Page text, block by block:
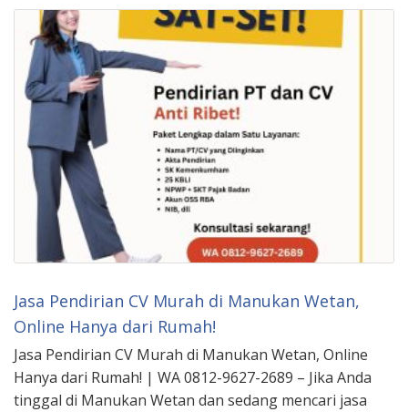
Jasa Pendirian CV Murah di Manukan Wetan,
Online Hanya dari Rumah!
Jasa Pendirian CV Murah di Manukan Wetan, Online
Hanya dari Rumah! | WA 0812-9627-2689 – Jika Anda
tinggal di Manukan Wetan dan sedang mencari jasa